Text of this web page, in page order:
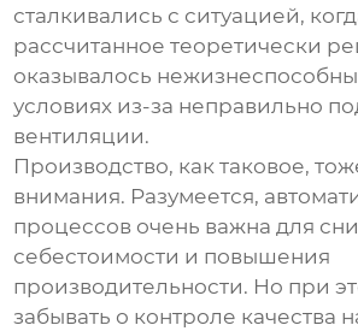
сталкивались с ситуацией,
рассчитанное теоретически
оказывалось
условиях из-за неправильно
вентиляции.
Производство, как таковое,
внимания. Разумеется,
процессов очень важна для
себестоимости и повышения
производительности. Но при
забывать о контроле качества